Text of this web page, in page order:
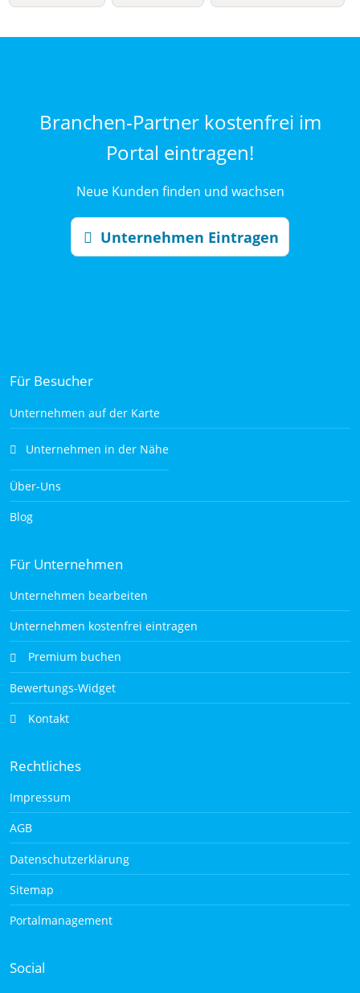
Branchen-Partner kostenfrei im
Portal eintragen!
Neue Kunden finden und wachsen
Unternehmen Eintragen
Für Besucher
Unternehmen auf der Karte
Unternehmen in der Nähe
Über-Uns
Blog
Für Unternehmen
Unternehmen bearbeiten
Unternehmen kostenfrei eintragen
Premium buchen
Bewertungs-Widget
Kontakt
Rechtliches
Impressum
AGB
Datenschutzerklärung
Sitemap
Portalmanagement
Social